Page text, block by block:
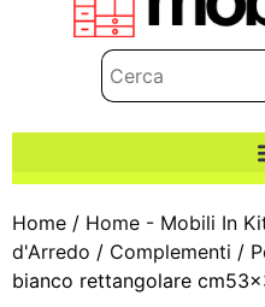
Home / Home - Mobili In
d'Arredo / Complementi /
bianco rettangolare